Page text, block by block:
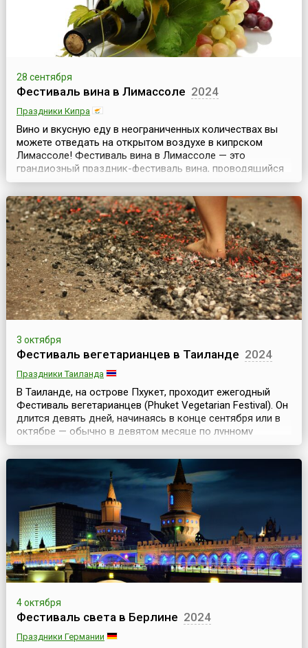
28 сентября
Фестиваль вина в Лимассоле 2024
Праздники Кипра
Вино и вкусную еду в неограниченных количествах вы
можете отведать на открытом воздухе в кипрском
Лимассоле! Фестиваль вина в Лимассоле — это
грандиозный праздник-фестиваль вина, проводящийся
с 1961 года и длящийся примерно 10 осенних дней.
Летняя жара постепенно спадает, солнышко покрывает
теплом все вокруг, а в воздухе улавливается тонкий
аромат винограда — благодатное время!Вино, пожал...
3 октября
Фестиваль вегетарианцев в Таиланде 2024
Праздники Таиланда
В Таиланде, на острове Пхукет, проходит ежегодный
Фестиваль вегетарианцев (Phuket Vegetarian Festival). Он
длится девять дней, начинаясь в конце сентября или в
октябре — обычно в девятом месяце по лунному
календарю. В течение фестивального времени
благоверные буддисты соблюдают строгую
вегетарианскую диету, носят белые одежды и следуют
другим 10 правилам, которые позволяют им очистить их
4 октября
Фестиваль света в Берлине 2024
Праздники Германии